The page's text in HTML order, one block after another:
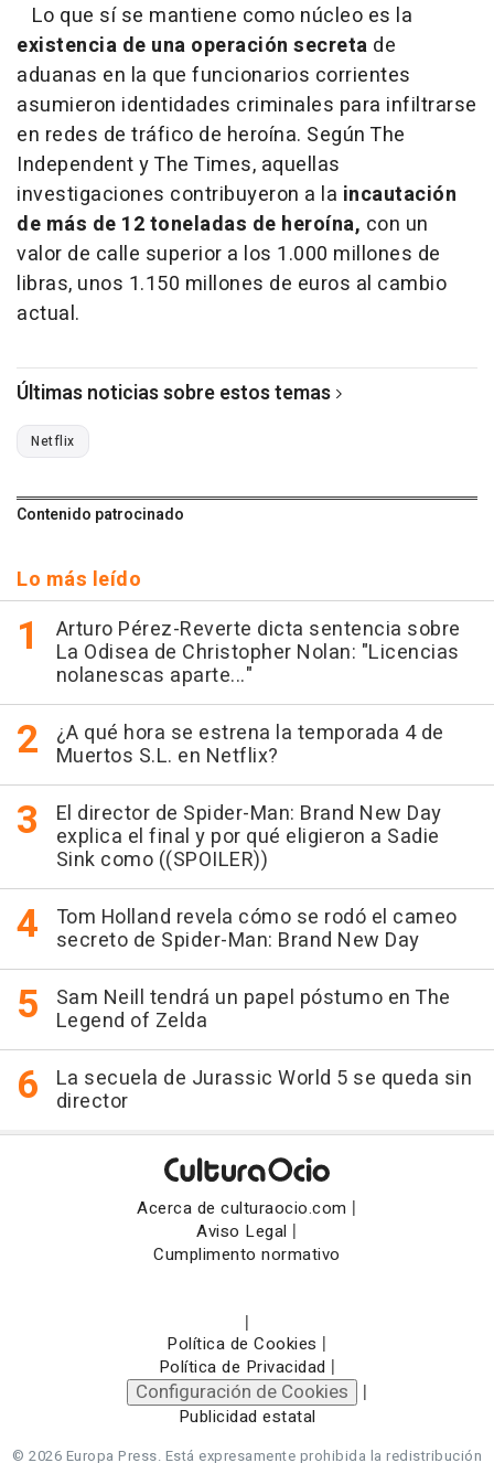
Lo que sí se mantiene como núcleo es la
existencia de una operación secreta de
aduanas en la que funcionarios corrientes
asumieron identidades criminales para infiltrarse
en redes de tráfico de heroína. Según The
Independent y The Times, aquellas
investigaciones contribuyeron a la incautación
de más de 12 toneladas de heroína, con un
valor de calle superior a los 1.000 millones de
libras, unos 1.150 millones de euros al cambio
actual.
Últimas noticias sobre estos temas
Netflix
Contenido patrocinado
Lo más leído
Arturo Pérez-Reverte dicta sentencia sobre
La Odisea de Christopher Nolan: "Licencias
nolanescas aparte..."
¿A qué hora se estrena la temporada 4 de
Muertos S.L. en Netflix?
El director de Spider-Man: Brand New Day
explica el final y por qué eligieron a Sadie
Sink como ((SPOILER))
Tom Holland revela cómo se rodó el cameo
secreto de Spider-Man: Brand New Day
Sam Neill tendrá un papel póstumo en The
Legend of Zelda
La secuela de Jurassic World 5 se queda sin
director
Acerca de culturaocio.com |
Aviso Legal |
Cumplimento normativo
|
Política de Cookies |
Política de Privacidad |
Configuración de Cookies |
Publicidad estatal
© 2026 Europa Press. Está expresamente prohibida la redistribución